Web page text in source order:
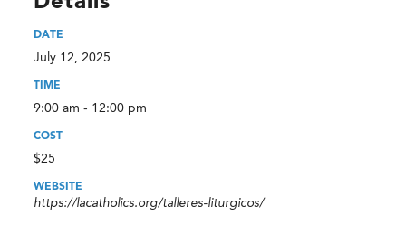
DATE
July 12, 2025
TIME
9:00 am - 12:00 pm
COST
$25
WEBSITE
https://lacatholics.org/talleres-liturgicos/